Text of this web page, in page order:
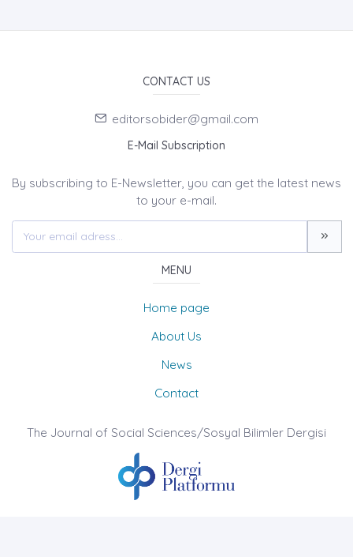
CONTACT US
editorsobider@gmail.com
E-Mail Subscription
By subscribing to E-Newsletter, you can get the latest news
to your e-mail.
MENU
Home page
About Us
News
Contact
The Journal of Social Sciences/Sosyal Bilimler Dergisi